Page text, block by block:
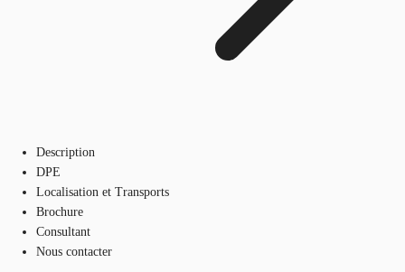
Description
DPE
Localisation et Transports
Brochure
Consultant
Nous contacter